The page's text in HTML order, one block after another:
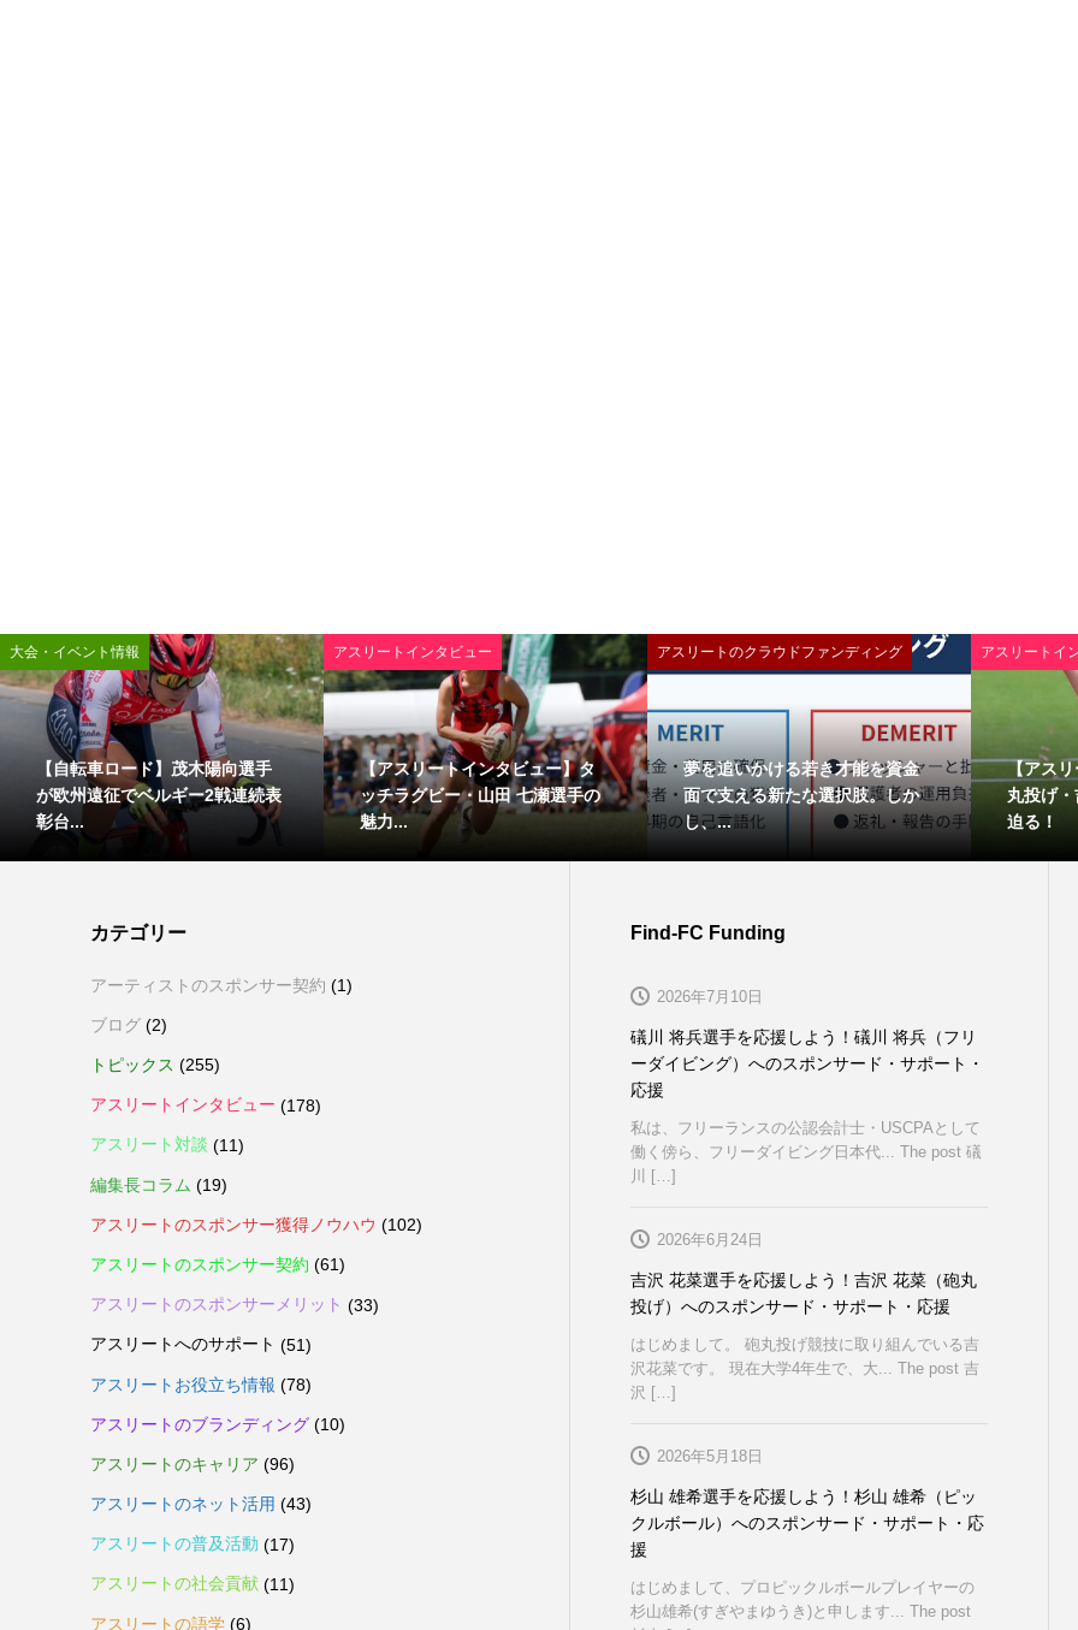
大会・イベント情報
【自転車ロード】茂木陽向選手
が欧州遠征でベルギー2戦連続表
彰台...
アスリートインタビュー
【アスリートインタビュー】タ
ッチラグビー・山田 七瀬選手の
魅力...
アスリートのクラウドファンディング
夢を追いかける若き才能を資金
面で支える新たな選択肢。しか
し、...
アスリートイ
【アス
丸投げ
迫る！
カテゴリー
アーティストのスポンサー契約 (1)
ブログ(2)
トピックス (255)
アスリートインタビュー (178)
アスリート対談 (11)
編集長コラム (19)
アスリートのスポンサー獲得ノウハウ (102)
アスリートのスポンサー契約 (61)
アスリートのスポンサーメリット (33)
アスリートへのサポート (51)
アスリートお役立ち情報 (78)
アスリートのブランディング(10)
アスリートのキャリア (96)
アスリートのネット活用 (43)
アスリートの普及活動 (17)
アスリートの社会貢献(11)
アスリートの語学(6)
Find-FC Funding
礒川 将兵選手を応援しよう！礒川 将兵（フリ
ーダイビング）へのスポンサード・サポート・
応援
2026年7月10日
私は、フリーランスの公認会計士・USCPAとして
働く傍ら、フリーダイビング日本代... The post 礒
川 […]
吉沢 花菜選手を応援しよう！吉沢 花菜（砲丸
投げ）へのスポンサード・サポート・応援
2026年6月24日
はじめまして。 砲丸投げ競技に取り組んでいる吉
沢花菜です。 現在大学4年生で、大... The post 吉
沢 […]
杉山 雄希選手を応援しよう！杉山 雄希（ピッ
クルボール）へのスポンサード・サポート・応
援
2026年5月18日
はじめまして、プロピックルボールプレイヤーの
杉山雄希(すぎやまゆうき)と申します... The post